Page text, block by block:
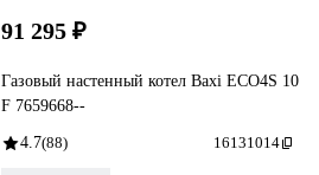
91 295 ₽
Газовый настенный котел Baxi ECO4S 10
F 7659668--
4.7(88) 16131014